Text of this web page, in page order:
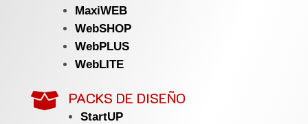
MaxiWEB
WebSHOP
WebPLUS
WebLITE
 PACKS DE DISEÑO
StartUP